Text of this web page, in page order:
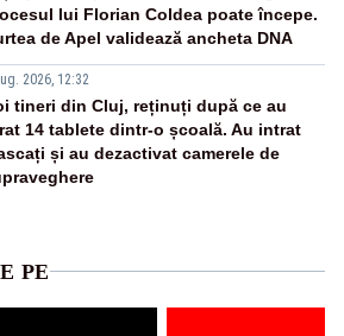
lui Florian Coldea poate începe.
de Apel validează ancheta DNA
2026, 12:32
tineri din Cluj, reținuți după ce au
14 tablete dintr-o școală. Au intrat
și au dezactivat camerele de
PE